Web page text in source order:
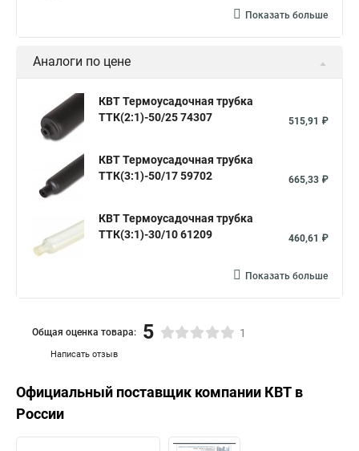
Показать больше
Аналоги по цене
КВТ Термоусадочная трубка
ТТК(2:1)-50/25 74307
515,91 ₽
КВТ Термоусадочная трубка
ТТК(3:1)-50/17 59702
665,33 ₽
КВТ Термоусадочная трубка
ТТК(3:1)-30/10 61209
460,61 ₽
Показать больше
Написать отзыв
Общая оценка товара: 5 1
Официальный поставщик компании КВТ в
России